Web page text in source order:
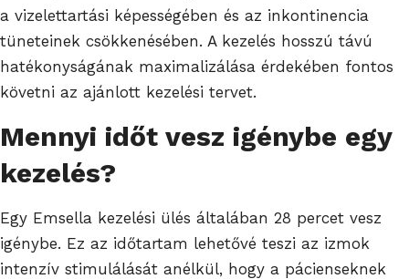
a vizelettartási képességében és az inkontinencia
tüneteinek csökkenésében. A kezelés hosszú távú
hatékonyságának maximalizálása érdekében fontos
követni az ajánlott kezelési tervet.
Mennyi időt vesz igénybe egy
kezelés?
Egy Emsella kezelési ülés általában 28 percet vesz
igénybe. Ez az időtartam lehetővé teszi az izmok
intenzív stimulálását anélkül, hogy a pácienseknek